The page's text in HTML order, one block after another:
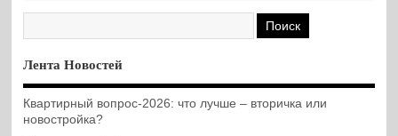
Лента Новостей
Квартирный вопрос-2026: что лучше – вторичка или
новостройка?